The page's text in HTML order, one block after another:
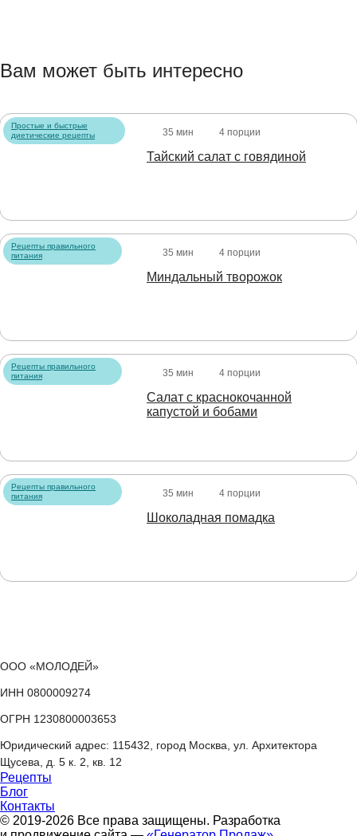
Вам может быть интересно
Простые и быстрые
диетические рецепты
35 мин 4 порции
Тайский салат с говядиной
Рецепты правильного
питания
35 мин 4 порции
Миндальный творожок
Рецепты правильного
питания
35 мин 4 порции
Салат с краснокочанной
капустой и бобами
Рецепты правильного
питания
35 мин 4 порции
Шоколадная помадка
ООО «МОЛОДЕЙ»
ИНН 0800009274
ОГРН 1230800003653
Юридический адрес: 115432, город Москва, ул. Архитектора
Щусева, д. 5 к. 2, кв. 12
Рецепты
Блог
Контакты
© 2019-2026 Все права защищены. Разработка